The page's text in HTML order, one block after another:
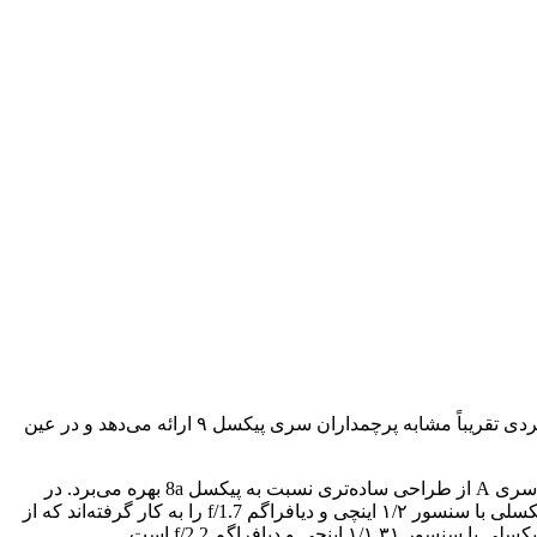
بالاخره گوگل از پیکسل 9a رونمایی کرد؛ گوشی‌ میان‌رده‌ای که قرار است در ماه آوریل روانه بازار شود. این گوشی با طراحی ساده‌تر، عملکردی تقریباً مشابه پرچمداران سری پیکسل ۹ ارائه می‌دهد و در عین
گوگل سرانجام پیکسل 9a را هفت ماه پس از معرفی پرچمدارانی مانند پیکسل ۹ پرو رونمایی کرد. همان‌طور که انتظار می‌رفت، این گوشی سری A از طراحی ساده‌تری نسبت به پیکسل 8a بهره می‌برد. در
پیکسل 9a، گوگل به طراحی ماژول دوربین تقریباً هم‌سطح با بدنه بازگشته است. برای دستیابی به این ظاهر، آن‌ها یک دوربین اصلی ۴۸ مگاپیکسلی با سنسور ۱/۲ اینچی و دیافراگم f/1.7 را به کار گرفته‌اند که از